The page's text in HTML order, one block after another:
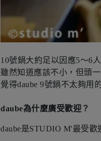
10號鍋大約足以因應5～6
雖然知道應該不小，但頭
覺得daube 9號鍋不太夠用
daube為什麼廣受歡迎？
daube是STUDIO M'最受歡